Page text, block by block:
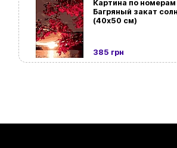
Картина по номерам
Багряный закат
(40х50 см)
385 грн